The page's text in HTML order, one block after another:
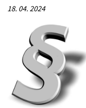
18. 04. 2024